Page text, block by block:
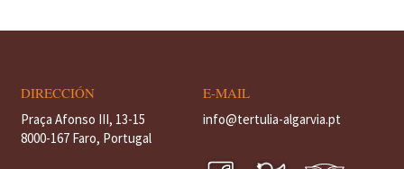
DIRECCIÓN
Praça Afonso III, 13-15
8000-167 Faro, Portugal
E-MAIL
info@tertulia-algarvia.pt